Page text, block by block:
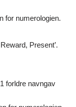
for numerologien.
Present’.
forldre navngav